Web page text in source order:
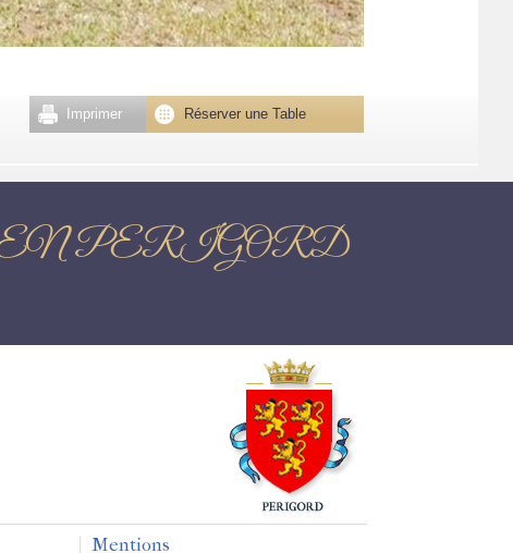
Réserver une Table
Imprimer
EN PERIGORD
Mentions